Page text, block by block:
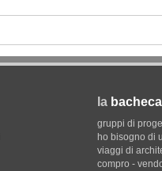
la bacheca
gruppi di
ho bisogno di
viaggi di
compro -